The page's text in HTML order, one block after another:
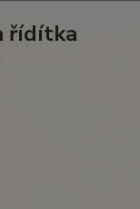
řídítka